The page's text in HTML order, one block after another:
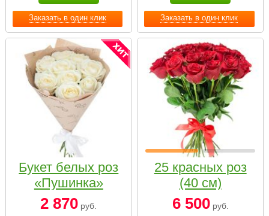
Заказать в один клик Заказать в один клик
Букет белых роз
«Пушинка»
2 870 руб.
25 красных роз
(40 см)
6 500руб.